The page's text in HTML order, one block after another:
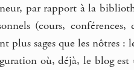
par rapport à la
(cours,
plus sages que les nôtres
où, déjà, le blog